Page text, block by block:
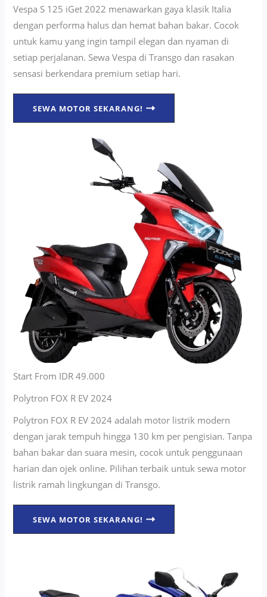
Vespa S 125 iGet 2022 menawarkan gaya klasik Italia
dengan performa halus dan hemat bahan bakar. Cocok
untuk kamu yang ingin tampil elegan dan nyaman di
setiap perjalanan. Sewa Vespa di Transgo dan rasakan
sensasi berkendara premium setiap hari.
SEWA MOTOR SEKARANG!
Start From IDR 49.000
Polytron FOX R EV 2024
Polytron FOX R EV 2024 adalah motor listrik modern
dengan jarak tempuh hingga 130 km per pengisian. Tanpa
bahan bakar dan suara mesin, cocok untuk penggunaan
harian dan ojek online. Pilihan terbaik untuk sewa motor
listrik ramah lingkungan di Transgo.
SEWA MOTOR SEKARANG!